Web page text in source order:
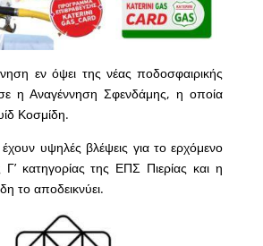
εν όψει της νέας ποδοσφαιρικής
η Αναγέννηση Σφενδάμης, η οποία
Κοσμίδη.
υψηλές βλέψεις για το ερχόμενο
κατηγορίας της ΕΠΣ Πιερίας και η
το αποδεικνύει.